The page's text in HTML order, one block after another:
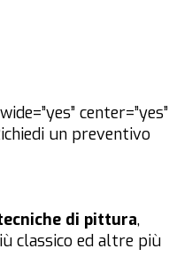
center=”yes”
un preventivo
di pittura,
classico ed altre più